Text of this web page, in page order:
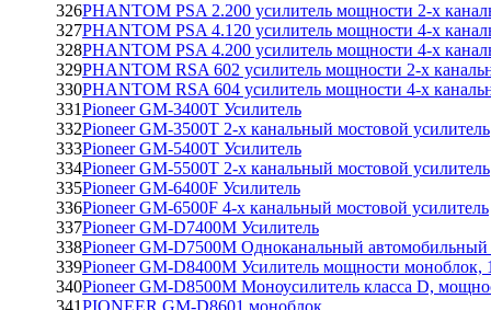
326PHANTOM PSA 2.200 усилитель мощности 2-х
327PHANTOM PSA 4.120 усилитель мощности 4-х
328PHANTOM PSA 4.200 усилитель мощности 4-х
329PHANTOM RSA 602 усилитель мощности 2-х
330PHANTOM RSA 604 усилитель мощности 4-х
331Pioneer GM-3400T Усилитель
332Pioneer GM-3500T 2-х канальный мостовой усилитель
333Pioneer GM-5400T Усилитель
334Pioneer GM-5500T 2-х канальный мостовой усилитель
335Pioneer GM-6400F Усилитель
336Pioneer GM-6500F 4-х канальный мостовой усилитель
337Pioneer GM-D7400M Усилитель
338Pioneer GM-D7500M Одноканальный автомобильный
339Pioneer GM-D8400M Усилитель мощности моноблок,
340Pioneer GM-D8500M Моноусилитель класса D,